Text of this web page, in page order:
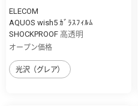
ELECOM
AQUOS wish5 ｶﾞﾗｽﾌｨﾙﾑ
SHOCKPROOF 高透明
オープン価格
光沢（グレア）